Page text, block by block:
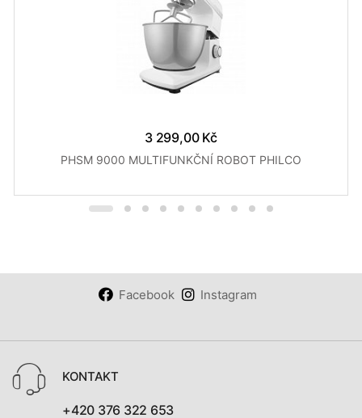
3 299,00 Kč
PHSM 9000 MULTIFUNKČNÍ ROBOT PHILCO
Facebook Instagram
KONTAKT
+420 376 322 653